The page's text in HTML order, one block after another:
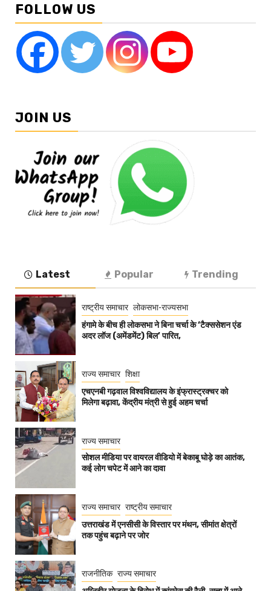
FOLLOW US
JOIN US
Latest Popular Trending
राष्ट्रीय समाचार लोकसभा-राज्यसभा
हंगामे के बीच ही लोकसभा ने बिना चर्चा के ‘टैक्ससेशन एंड
अदर लॉज (अमेंडमेंट) बिल’ पारित,
राज्य समाचार शिक्षा
एचएनबी गढ़वाल विश्वविद्यालय के इंफ्रास्ट्रक्चर को
मिलेगा बढ़ावा, केंद्रीय मंत्री से हुई अहम चर्चा
राज्य समाचार
सोशल मीडिया पर वायरल वीडियो में बेकाबू घोड़े का आतंक,
कई लोग चपेट में आने का दावा
राज्य समाचार राष्ट्रीय समाचार
उत्तराखंड में एनसीसी के विस्तार पर मंथन, सीमांत क्षेत्रों
तक पहुंच बढ़ाने पर जोर
राजनीतिक राज्य समाचार